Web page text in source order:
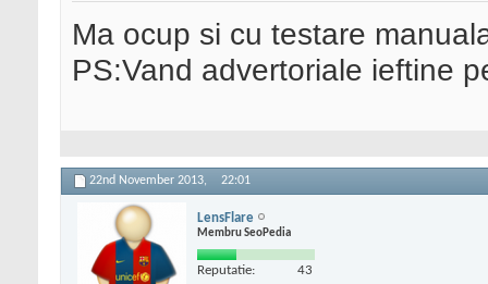
Ma ocup si cu testare
PS:Vand advertoriale ieftine
22nd November 2013, 22:01
LensFlare
Membru SeoPedia
Reputatie: 43